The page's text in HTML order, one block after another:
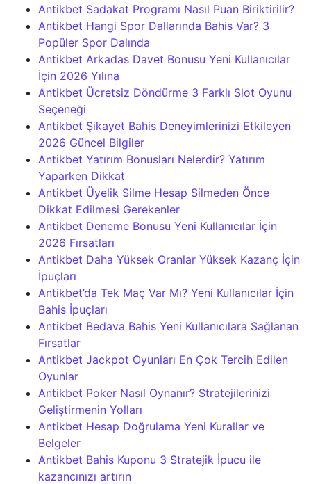
Antikbet Sadakat Programı Nasıl Puan Biriktirilir?
Antikbet Hangi Spor Dallarında Bahis Var? 3
Popüler Spor Dalında
Antikbet Arkadas Davet Bonusu Yeni Kullanıcılar
İçin 2026 Yılına
Antikbet Ücretsiz Döndürme 3 Farklı Slot Oyunu
Seçeneği
Antikbet Şikayet Bahis Deneyimlerinizi Etkileyen
2026 Güncel Bilgiler
Antikbet Yatırım Bonusları Nelerdir? Yatırım
Yaparken Dikkat
Antikbet Üyelik Silme Hesap Silmeden Önce
Dikkat Edilmesi Gerekenler
Antikbet Deneme Bonusu Yeni Kullanıcılar İçin
2026 Fırsatları
Antikbet Daha Yüksek Oranlar Yüksek Kazanç İçin
İpuçları
Antikbet’da Tek Maç Var Mı? Yeni Kullanıcılar İçin
Bahis İpuçları
Antikbet Bedava Bahis Yeni Kullanıcılara Sağlanan
Fırsatlar
Antikbet Jackpot Oyunları En Çok Tercih Edilen
Oyunlar
Antikbet Poker Nasıl Oynanır? Stratejilerinizi
Geliştirmenin Yolları
Antikbet Hesap Doğrulama Yeni Kurallar ve
Belgeler
Antikbet Bahis Kuponu 3 Stratejik İpucu ile
kazancınızı artırın